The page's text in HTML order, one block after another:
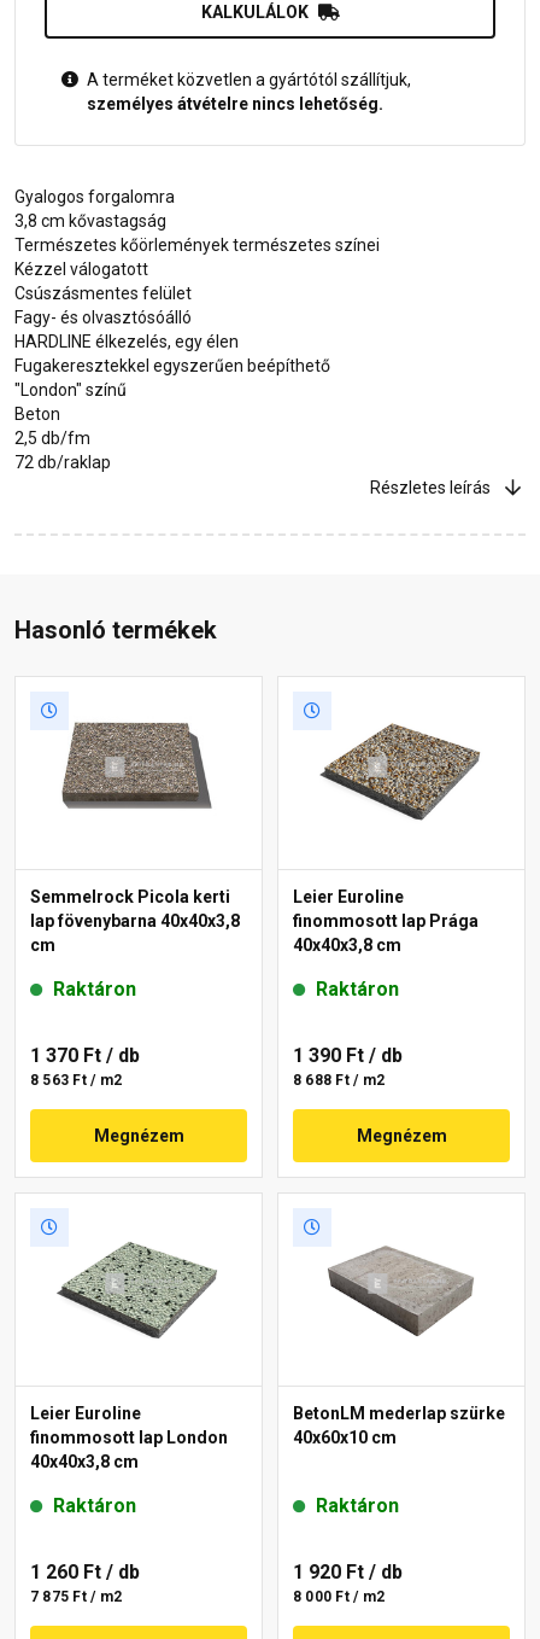
KALKULÁLOK
A terméket közvetlen a gyártótól szállítjuk,
személyes átvételre nincs lehetőség.
Gyalogos forgalomra
3,8 cm kővastagság
Természetes kőörlemények természetes színei
Kézzel válogatott
Csúszásmentes felület
Fagy- és olvasztósóálló
HARDLINE élkezelés, egy élen
Fugakeresztekkel egyszerűen beépíthető
"London" színű
Beton
2,5 db/fm
72 db/raklap
Részletes leírás
Hasonló termékek
Semmelrock Picola kerti
lap fövenybarna 40x40x3,8
cm
Raktáron
1 370 Ft / db
8 563 Ft / m2
Megnézem
Leier Euroline
finommosott lap Prága
40x40x3,8 cm
Raktáron
1 390 Ft / db
8 688 Ft / m2
Megnézem
Leier Euroline
finommosott lap London
40x40x3,8 cm
Raktáron
1 260 Ft / db
7 875 Ft / m2
BetonLM mederlap szürke
40x60x10 cm
Raktáron
1 920 Ft / db
8 000 Ft / m2